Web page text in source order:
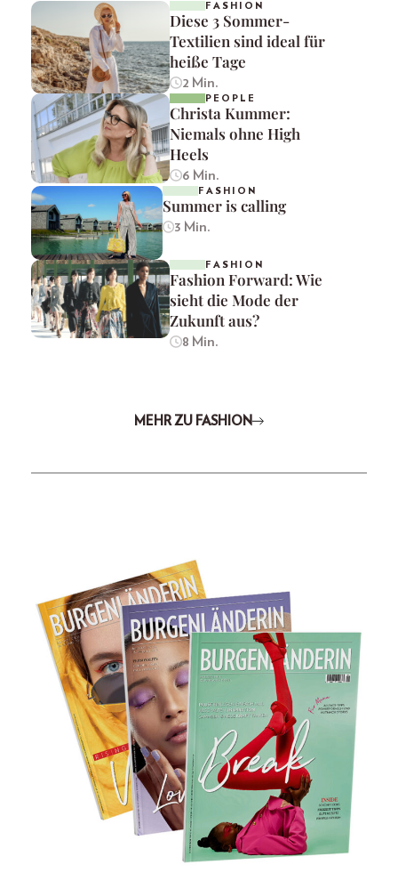
FASHION
Diese 3 Sommer-
Textilien sind ideal für
heiße Tage
2 Min.
PEOPLE
Christa Kummer:
Niemals ohne High
Heels
6 Min.
FASHION
Summer is calling
3 Min.
FASHION
Fashion Forward: Wie
sieht die Mode der
Zukunft aus?
8 Min.
MEHR ZU FASHION